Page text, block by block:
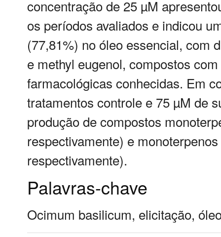
concentração de 25 µM
os períodos avaliados e indicou
(77,81%) no óleo essencial, com
e methyl eugenol, compostos
farmacológicas conhecidas. Em
tratamentos controle e 75 µM de
produção de compostos
respectivamente) e
respectivamente).
Palavras-chave
Ocimum basilicum, elicitação,